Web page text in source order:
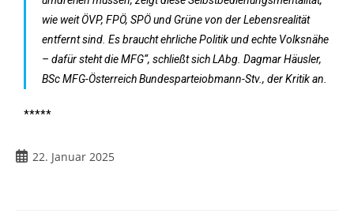
wie weit ÖVP, FPÖ, SPÖ und Grüne von der Lebensrealität
entfernt sind. Es braucht ehrliche Politik und echte Volksnähe
– dafür steht die MFG“, schließt sich LAbg. Dagmar Häusler,
BSc MFG-Österreich Bundesparteiobmann-Stv., der Kritik an.
*****
22. Januar 2025